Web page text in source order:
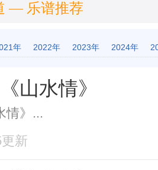
— 乐谱推荐
年 2022年 2023年 2024年
山水情》
情》...
新